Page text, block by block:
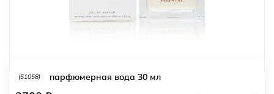
(51058) парфюмерная вода 30 мл